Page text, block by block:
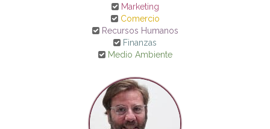
Marketing
Comercio
Recursos Humanos
Finanzas
Medio Ambiente